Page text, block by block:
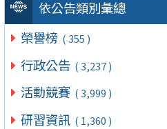
依公告類別彙總
榮譽榜 ( 355 )
行政公告 ( 3,237 )
活動競賽 ( 3,999 )
研習資訊 ( 1,360 )